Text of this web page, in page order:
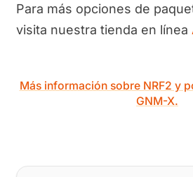
Para más opciones de
visita nuestra tienda en línea
Más información sobre NRF2 y
GNM-X.